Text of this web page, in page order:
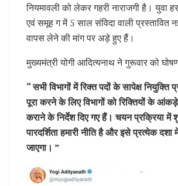
नियमावली को लेकर गहरी नाराजगी है। युवा
एवं समूह ग में 5 साल संविदा वाली प्रस्तावित
वापस लेने की मांग पर अड़े हुए हैं।
मुख्यमंत्री योगी आदित्यनाथ ने गुरूवार को
“ सभी विभागों में रिक्त पदों के सापेक्ष नियुक्ति
पूरा करने के लिए विभागों को रिक्तियों के
कराने के निर्देश दिए गए हैं। चयन प्रक्रिया में
पारदर्शिता हमारी नीति है और इसे प्रत्येक दशा
जाएगा। ”